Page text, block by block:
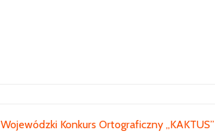
Wojewódzki Konkurs Ortograficzny „KAKTUS”